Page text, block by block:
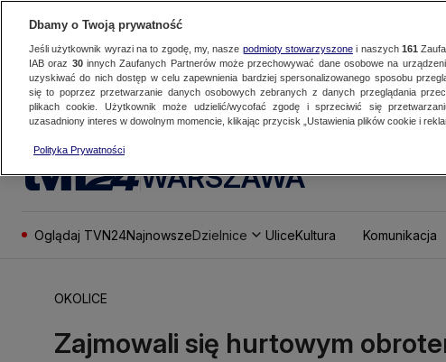
WARSZAWA
Oglądaj TVN24NajnowszeDzielnice UliceKultura Komunikacja
OKOLICE
Zajmowali się hurtowym
Dbamy o Twoją prywatność
Jeśli użytkownik wyrazi na to zgodę, my, nasze podmioty stowarzyszonei naszych 161
IAB oraz 30innych Zaufanych Partnerów może przechowywać dane osobowe na
uzyskiwać do nich dostęp w celu zapewnienia bardziej spersonalizowanego sposobu
się to poprzez przetwarzanie danych osobowych zebranych z danych przeglądania
plikach cookie. Użytkownik może udzielić/wycofać zgodę i sprzeciwić się
uzasadniony interes w dowolnym momencie, klikając przycisk „Ustawienia plików cookie i
Polityka Prywatności